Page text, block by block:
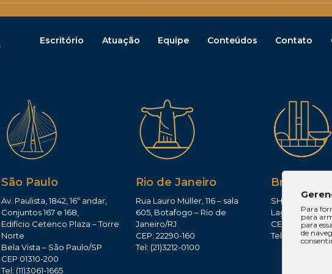
Escritório Atuação Equipe Conteúdos Contato
São Paulo
Av. Paulista, 1842, 16º andar,
Conjuntos 167 e 168,
Edifício Cetenco Plaza – Torre
Norte
Bela Vista – São Paulo/SP
CEP 01310-200
Tel: (11)3061-1665
Rio de Janeiro
Rua Lauro Müller, 116 – sala
605, Botafogo – Rio de
Janeiro/RJ
CEP: 22290-160
Tel: (21)3212-0100
Brasília
SHIS QI 11,
Lago Sul –
CEP: 71625-300
Tel: (61)3224-
Para
para
para
de